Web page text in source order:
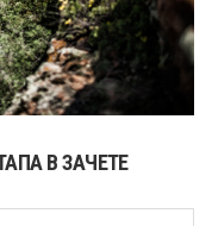
В ЗАЧЕТЕ